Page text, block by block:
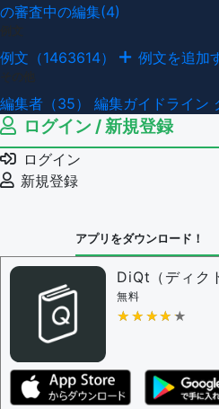
の審査中の編集(4)
例文（1463614） 例文を追加
編集者（35） 編集ガイドライン
ログイン / 新規登録
ログイン
新規登録
アプリをダウンロード！
DiQt（ディク
無料
★★★★★
★★★★★